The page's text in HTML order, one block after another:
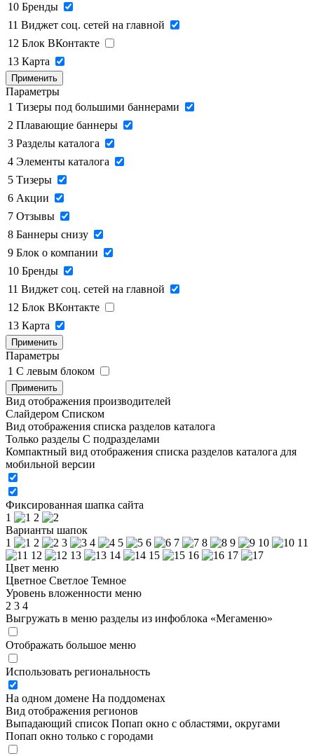
10 Бренды
11 Виджет соц. сетей на главной
12 Блок ВКонтакте
13 Карта
Применить
Параметры
1 Тизеры под большими баннерами
2 Плавающие баннеры
3 Разделы каталога
4 Элементы каталога
5 Тизеры
6 Акции
7 Отзывы
8 Баннеры снизу
9 Блок о компании
10 Бренды
11 Виджет соц. сетей на главной
12 Блок ВКонтакте
13 Карта
Применить
Параметры
1 C левым блоком
Применить
Вид отображения производителей
Слайдером Списком
Вид отображения списка разделов каталога
Только разделы С подразделами
Компактный вид отображения списка разделов каталога для
мобильной версии
Фиксированная шапка сайта
1
2
Варианты шапок
1
2 3 4 5 6 7 8 9 10
11
12
13 14 15 16
17
Цвет меню
Цветное Светлое Темное
Уровень вложенности меню
2 3 4
Выгружать в меню разделы из инфоблока «Мегаменю»
Отображать большое меню
Использовать региональность
На одном домене На поддоменах
Вид отображения регионов
Выпадающий список Попап окно c областями, округами
Попап окно только с городами